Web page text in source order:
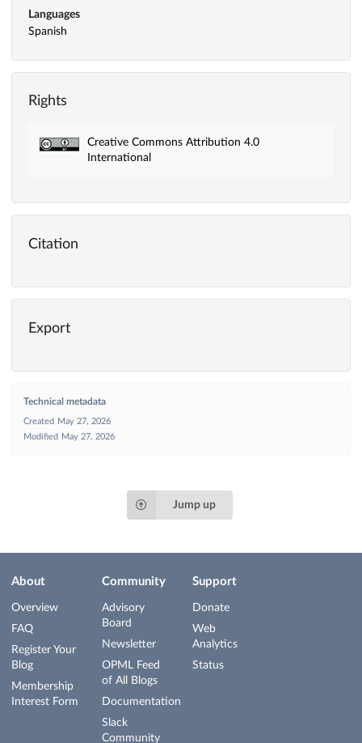
Languages
Spanish
Rights
Creative Commons Attribution 4.0
International
Citation
Export
Technical metadata
Created
May 27, 2026
Modified
May 27, 2026
Jump up
About
Overview
FAQ
Register Your
Blog
Membership
Interest Form
Community
Advisory
Board
Newsletter
OPML Feed
of All Blogs
Documentation
Slack
Community
Support
Donate
Web
Analytics
Status